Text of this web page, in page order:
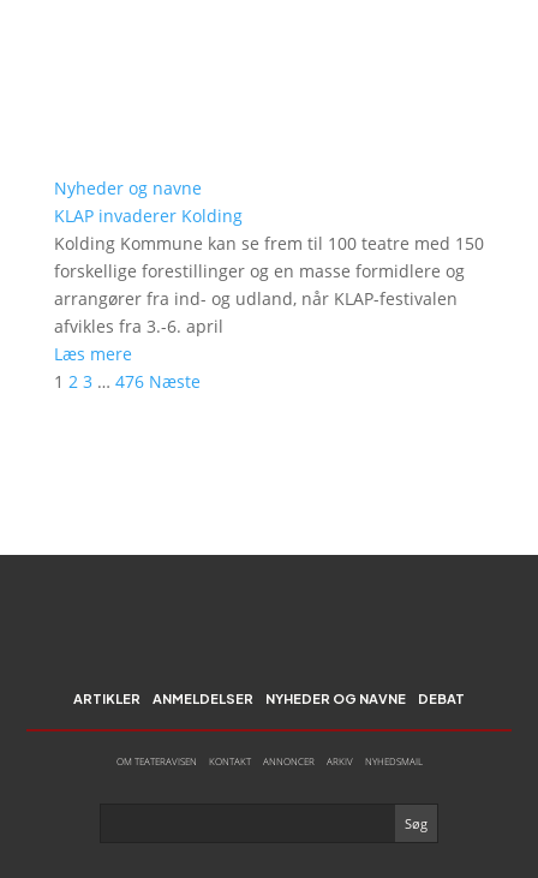
Nyheder og navne
KLAP invaderer Kolding
Kolding Kommune kan se frem til 100 teatre med 150
forskellige forestillinger og en masse formidlere og
arrangører fra ind- og udland, når KLAP-festivalen
afvikles fra 3.-6. april
Læs mere
1 2 3 … 476 Næste
ARTIKLER ANMELDELSER NYHEDER OG NAVNE DEBAT
OM TEATERAVISEN KONTAKT ANNONCER ARKIV NYHEDSMAIL